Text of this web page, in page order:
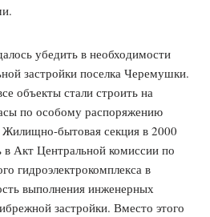
убедить в необходимости
застройки поселка Черемушки.
объекты стали строить на
по особому распоряжению
бытовая секция в 2000
в Акт Центральной комиссии по
гидроэлектрокомплекса в
выполнения инженерных
застройки. Вместо этого